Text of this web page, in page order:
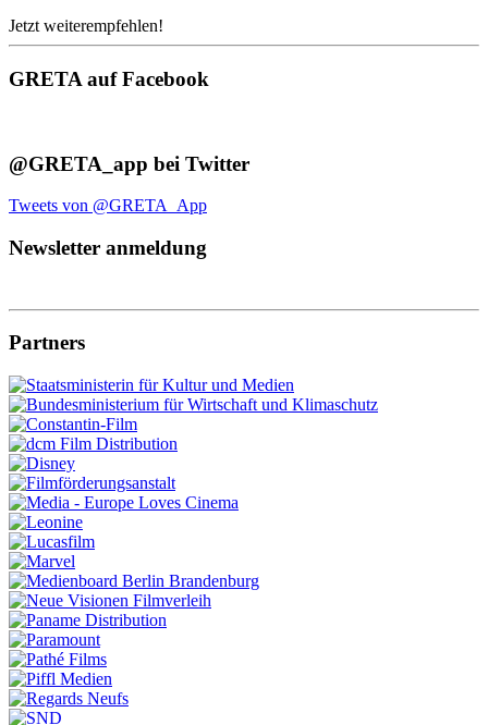
Jetzt weiterempfehlen!
GRETA auf Facebook
@GRETA_app bei Twitter
Tweets von @GRETA_App
Newsletter anmeldung
Partners